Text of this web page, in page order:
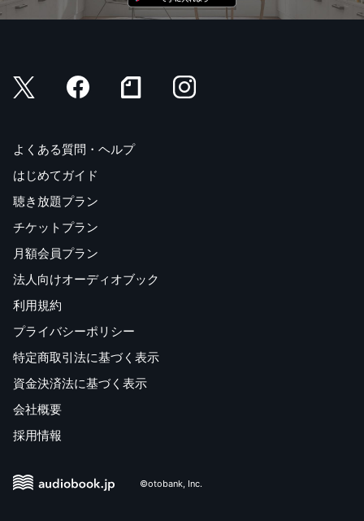
よくある質問・ヘルプ
はじめてガイド
聴き放題プラン
チケットプラン
月額会員プラン
法人向けオーディオブック
利用規約
プライバシーポリシー
特定商取引法に基づく表示
資金決済法に基づく表示
会社概要
採用情報
©otobank, Inc.